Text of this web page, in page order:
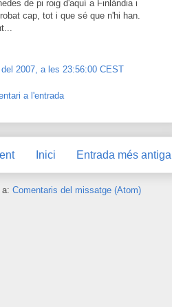
de pi roig d'aquí a Finlàndia i
cap, tot i que sé que n'hi han.
2007, a les 23:56:00 CEST
a l'entrada
Entrada més antiga
Inici
Comentaris del missatge (Atom)